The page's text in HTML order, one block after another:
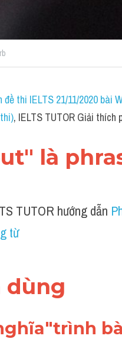
đề thi IELTS 21/11/2020 bài
, IELTS TUTOR Giải thích
là
TUTOR hướng dẫn
từ
dùng